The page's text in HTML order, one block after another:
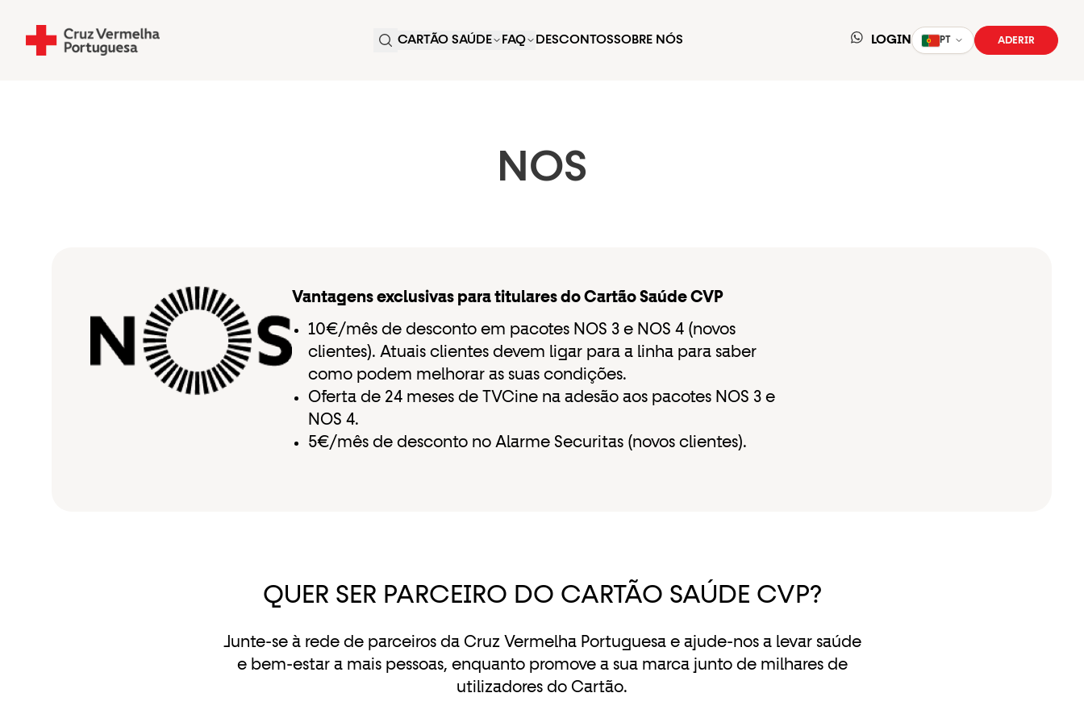
CARTÃO SAÚDE FAQ DESCONTOSSOBRE NÓS LOGIN
Selecionar idioma
PT ADERIR
NOS
Vantagens exclusivas para titulares do Cartão Saúde CVP
10€/mês de desconto em pacotes NOS 3 e NOS 4 (novos
clientes). Atuais clientes devem ligar para a linha para saber
como podem melhorar as suas condições.
Oferta de 24 meses de TVCine na adesão aos pacotes NOS 3 e
NOS 4.
5€/mês de desconto no Alarme Securitas (novos clientes).
QUER SER PARCEIRO DO CARTÃO SAÚDE CVP?
Junte-se à rede de parceiros da Cruz Vermelha Portuguesa e ajude-nos a levar saúde
e bem-estar a mais pessoas, enquanto promove a sua marca junto de milhares de
utilizadores do Cartão.